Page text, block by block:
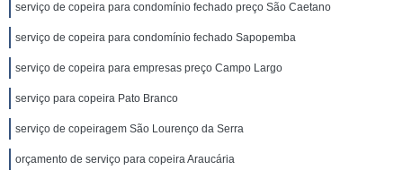
serviço de copeira para condomínio fechado preço São Caetano
serviço de copeira para condomínio fechado Sapopemba
serviço de copeira para empresas preço Campo Largo
serviço para copeira Pato Branco
serviço de copeiragem São Lourenço da Serra
orçamento de serviço para copeira Araucária